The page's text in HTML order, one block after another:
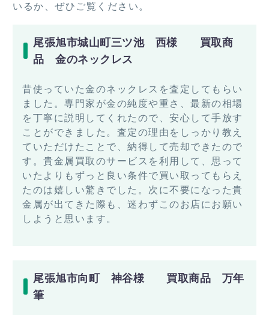
いるか、ぜひご覧ください。
尾張旭市城山町三ツ池 西様 買取商
品 金のネックレス
昔使っていた金のネックレスを査定してもらい
ました。専門家が金の純度や重さ、最新の相場
を丁寧に説明してくれたので、安心して手放す
ことができました。査定の理由をしっかり教え
ていただけたことで、納得して売却できたので
す。貴金属買取のサービスを利用して、思って
いたよりもずっと良い条件で買い取ってもらえ
たのは嬉しい驚きでした。次に不要になった貴
金属が出てきた際も、迷わずこのお店にお願い
しようと思います。
尾張旭市向町 神谷様 買取商品 万年
筆